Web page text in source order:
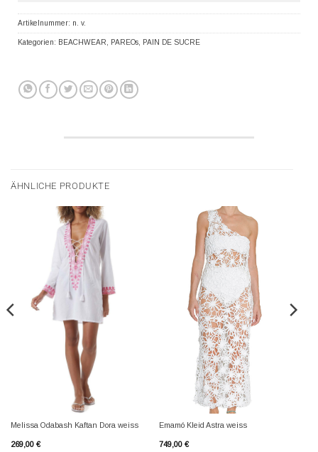
Artikelnummer: n. v.
Kategorien: BEACHWEAR PAREOs PAIN DE SUCRE
ÄHNLICHE PRODUKTE
Melissa Odabash Kaftan Dora weiss
269,00 €
Emamó Kleid Astra weiss
749,00 €